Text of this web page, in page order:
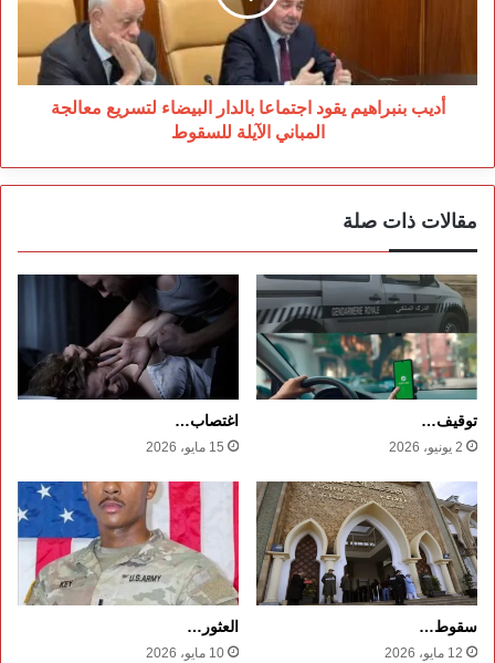
لتسريع
المباني
الآيلةأديب بنبراهيم يقود اجتماعا بالدار البيضاء لتسريع معالجة
المباني الآيلة للسقوط
مقالات ذات صلة
توقيف…
2 يونيو، 2026
اغتصاب…
15 مايو، 2026
سقوط…
12 مايو، 2026
العثور…
10 مايو، 2026